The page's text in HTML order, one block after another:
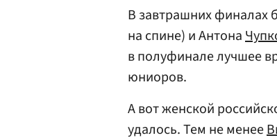
В завтрашних финалах
на спине) и Антона
в полуфинале лучшее
юниоров.
А вот женской
удалось. Тем не менее